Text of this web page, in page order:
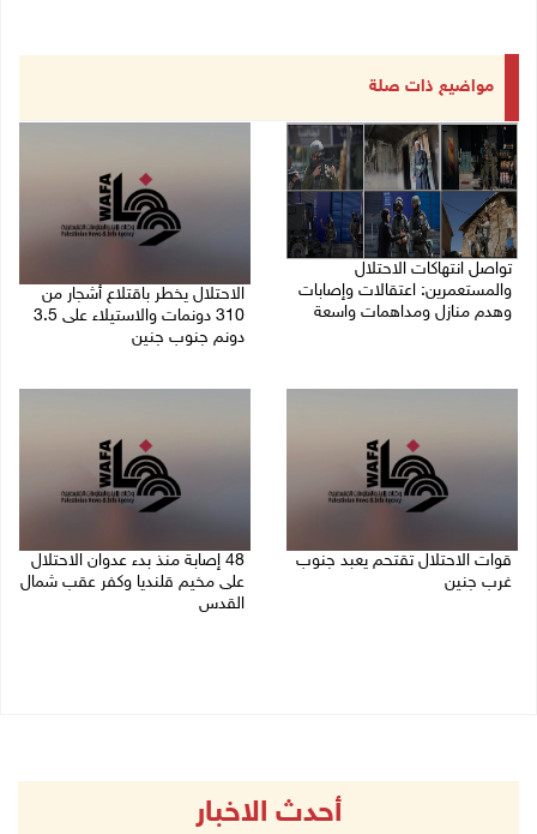
مواضيع ذات صلة
تواصل انتهاكات الاحتلال
والمستعمرين: اعتقالات وإصابات
وهدم منازل ومداهمات واسعة
الاحتلال يخطر باقتلاع أشجار من
310 دونمات والاستيلاء على 3.5
دونم جنوب جنين
قوات الاحتلال تقتحم يعبد جنوب
غرب جنين
48 إصابة منذ بدء عدوان الاحتلال
على مخيم قلنديا وكفر عقب شمال
القدس
أحدث الاخبار